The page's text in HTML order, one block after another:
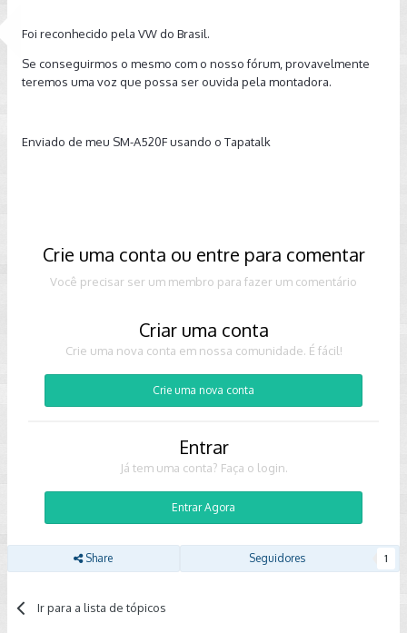
Foi reconhecido pela VW do Brasil.
Se conseguirmos o mesmo com o nosso fórum, provavelmente
teremos uma voz que possa ser ouvida pela montadora.
Enviado de meu SM-A520F usando o Tapatalk
Crie uma conta ou entre para comentar
Você precisar ser um membro para fazer um comentário
Criar uma conta
Crie uma nova conta em nossa comunidade. É fácil!
Crie uma nova conta
Entrar
Já tem uma conta? Faça o login.
Entrar Agora
Share Seguidores 1
Ir para a lista de tópicos